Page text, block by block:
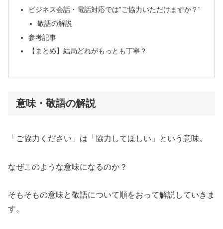
ビジネス会話・電話対応では”ご協力いただけますか？”
敬語の解説
参考記事
【まとめ】結局どれがもっとも丁寧？
意味・敬語の解説
「ご協力ください」は「協力してほしい」という意味。
なぜこのような意味になるのか？
そもそもの意味と敬語について順をおって解説していきま
す。